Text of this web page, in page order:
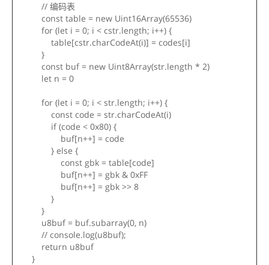
// 编码表
const table = new Uint16Array(65536)
for (let i = 0; i < cstr.length; i++) {
table[cstr.charCodeAt(i)] = codes[i]
}
const buf = new Uint8Array(str.length * 2)
let n = 0
for (let i = 0; i < str.length; i++) {
const code = str.charCodeAt(i)
if (code < 0x80) {
buf[n++] = code
} else {
const gbk = table[code]
buf[n++] = gbk & 0xFF
buf[n++] = gbk >> 8
}
}
u8buf = buf.subarray(0, n)
// console.log(u8buf);
return u8buf
}